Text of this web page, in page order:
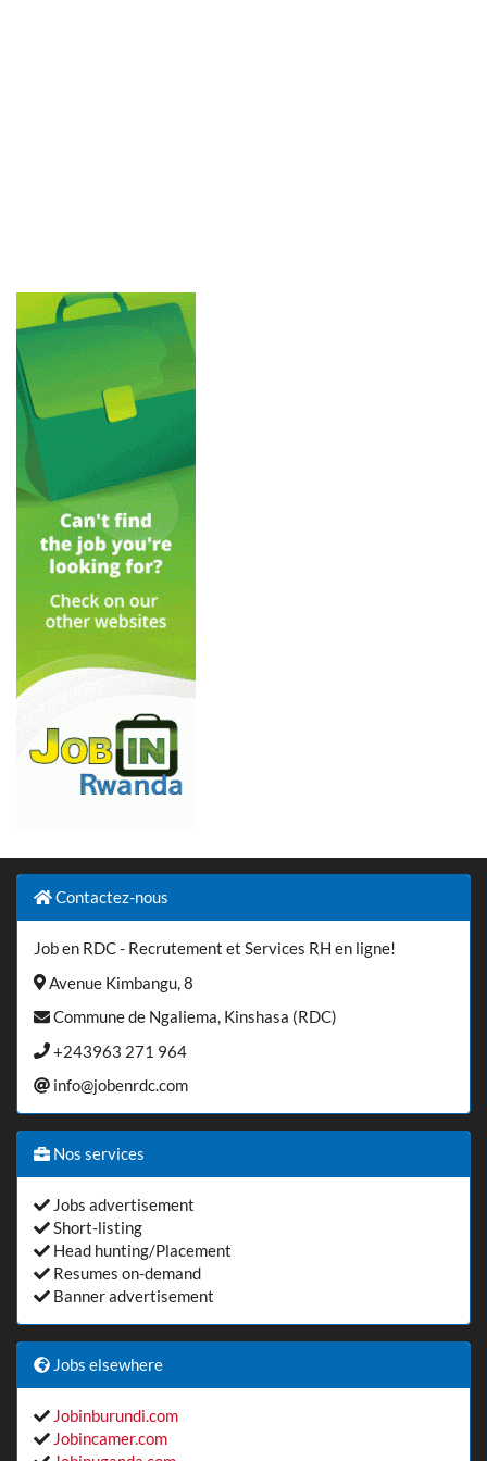
Contactez-nous
Job en RDC - Recrutement et Services RH en ligne!
Avenue Kimbangu, 8
Commune de Ngaliema, Kinshasa (RDC)
+243963 271 964
info@jobenrdc.com
Nos services
Jobs advertisement
Short-listing
Head hunting/Placement
Resumes on-demand
Banner advertisement
Jobs elsewhere
Jobinburundi.com
Jobincamer.com